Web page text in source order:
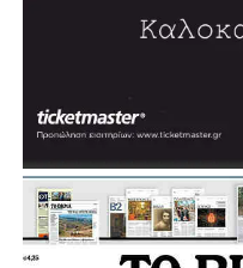
Σύμφωνα με τον
αναμένεται να ξεκινήσει
πόλη θα διαθέτει ένα
«Θέλουμε πολύ να το
δώσουμε μία διέξοδο»,
πολλοί κάτοικοι και
αναγκάζονται να
Δήμων.